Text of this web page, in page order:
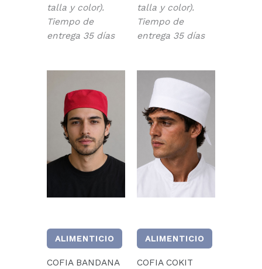
talla y color).
Tiempo de
entrega 35 días
talla y color).
Tiempo de
entrega 35 días
ALIMENTICIO
COFIA BANDANA
ALIMENTICIO
COFIA COKIT